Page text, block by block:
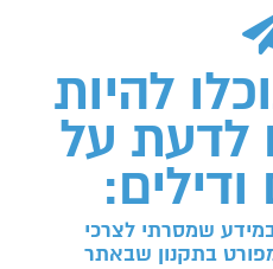
להיות
לדעת על
שמסרתי לצרכי
בתקנון שבאתר